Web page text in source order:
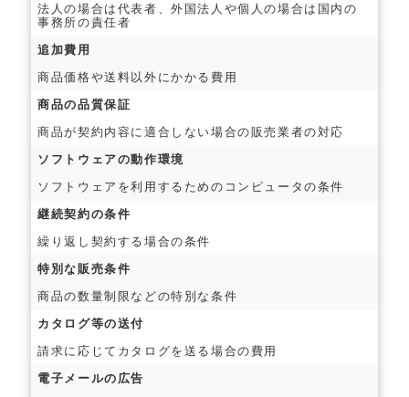
法人の場合は代表者、外国法人や個人の場合は国内の
事務所の責任者
追加費用
商品価格や送料以外にかかる費用
商品の品質保証
商品が契約内容に適合しない場合の販売業者の対応
ソフトウェアの動作環境
ソフトウェアを利用するためのコンピュータの条件
継続契約の条件
繰り返し契約する場合の条件
特別な販売条件
商品の数量制限などの特別な条件
カタログ等の送付
請求に応じてカタログを送る場合の費用
電子メールの広告